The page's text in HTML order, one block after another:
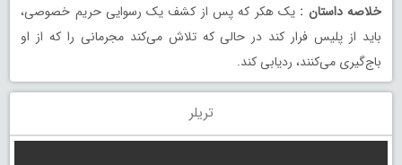
خلاصه داستان : یک هکر که پس از کشف یک رسوایی حریم خصوصی،
باید از پلیس فرار کند در حالی که تلاش می‌کند مجرمانی را که از او
باج‌گیری می‌کنند، ردیابی کند.
تریلر